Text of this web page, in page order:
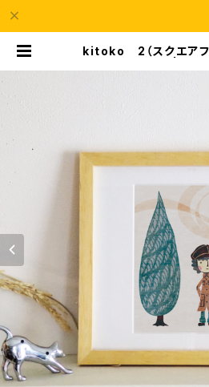
kitoko 2（スクエアフ